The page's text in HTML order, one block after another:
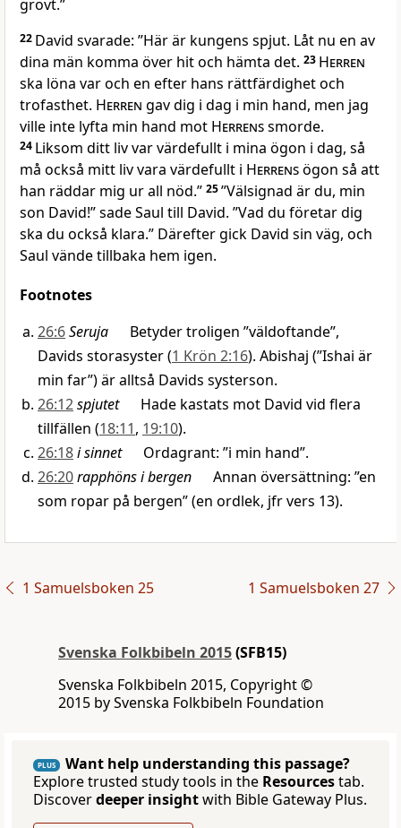
grovt.”
22 David svarade: ”Här är kungens spjut. Låt nu en av
dina män komma över hit och hämta det. 23 Herren
ska löna var och en efter hans rättfärdighet och
trofasthet. Herren gav dig i dag i min hand, men jag
ville inte lyfta min hand mot Herrenssmorde.
24 Liksom ditt liv var värdefullt i mina ögon i dag, så
må också mitt liv vara värdefullt i Herrensögon så att
han räddar mig ur all nöd.” 25”Välsignad är du, min
son David!” sade Saul till David. ”Vad du företar dig
ska du också klara.” Därefter gick David sin väg, och
Saul vände tillbaka hem igen.
Footnotes
26:6Seruja Betyder troligen ”väldoftande”,
Davids storasyster (1 Krön 2:16). Abishaj (”Ishai är
min far”) är alltså Davids systerson.
26:12spjutetHade kastats mot David vid flera
tillfällen (18:11, 19:10).
26:18i sinnetOrdagrant: ”i min hand”.
26:20rapphöns i bergen Annan översättning: ”en
som ropar på bergen” (en ordlek, jfr vers 13).
1 Samuelsboken 25 1 Samuelsboken 27
Svenska Folkbibeln 2015(SFB15)
Svenska Folkbibeln 2015, Copyright ©
2015 by Svenska Folkbibeln Foundation
PLUS
Want help understanding this passage?
Explore trusted study tools in the Resourcestab.
Discoverdeeper insightwith Bible Gateway Plus.